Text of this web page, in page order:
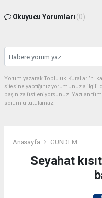
Okuyucu Yorumları (0)
Yorum yazarak Topluluk
sitesine yaptığınız yorumunuzla
başınıza üstleniyorsunuz. Yazılan
sorumlu tutulamaz.
Anasayfa GÜNDEM
Seyahat